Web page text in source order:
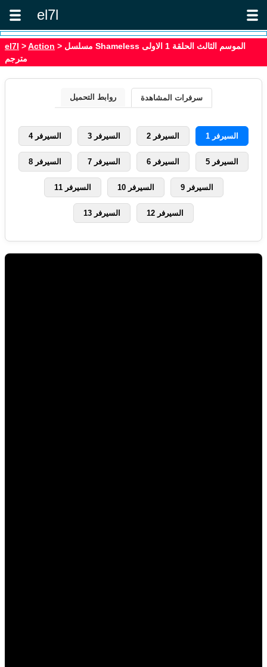
el7l
el7l >Action > مسلسل Shameless الموسم الثالث الحلقة 1 الاولى
مترجم
سرفرات المشاهدة روابط التحميل
السيرفر 1 السيرفر 2 السيرفر 3 السيرفر 4
السيرفر 5 السيرفر 6 السيرفر 7 السيرفر 8
السيرفر 9 السيرفر 10 السيرفر 11
السيرفر 12 السيرفر 13